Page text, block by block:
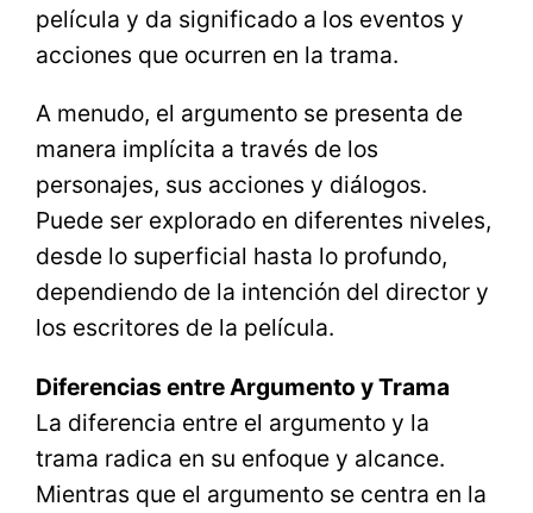
película y da significado a los eventos y
acciones que ocurren en la trama.
A menudo, el argumento se presenta de
manera implícita a través de los
personajes, sus acciones y diálogos.
Puede ser explorado en diferentes niveles,
desde lo superficial hasta lo profundo,
dependiendo de la intención del director y
los escritores de la película.
Diferencias entre Argumento y Trama
La diferencia entre el argumento y la
trama radica en su enfoque y alcance.
Mientras que el argumento se centra en la